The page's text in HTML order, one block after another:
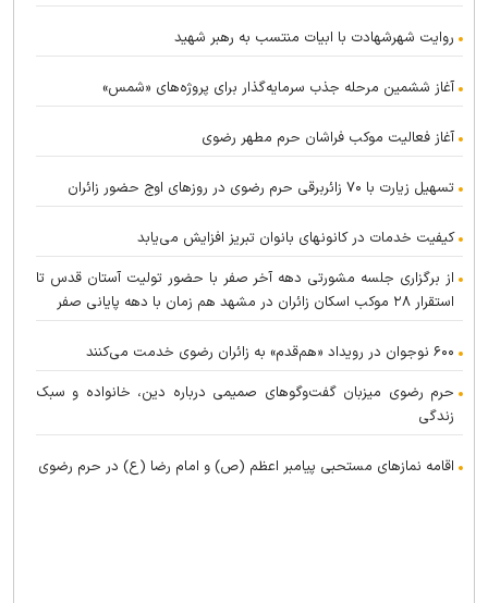
روایت شهرشهادت با ابیات منتسب به رهبر شهید
آغاز ششمین مرحله جذب سرمایه‌گذار برای پروژه‌های «شمس»
آغاز فعالیت موکب فراشان حرم مطهر رضوی
تسهیل زیارت با ۷۰ زائربرقی حرم رضوی در روز‌های اوج حضور زائران
کیفیت خدمات در کانونهای بانوان تبریز افزایش می‌یابد
از برگزاری جلسه مشورتی دهه آخر صفر با حضور تولیت آستان قدس تا
استقرار ۲۸ موکب اسکان زائران در مشهد هم زمان با دهه پایانی صفر
۶۰۰ نوجوان در رویداد «هم‌قدم» به زائران رضوی خدمت می‌کنند
حرم رضوی میزبان گفت‌و‌گو‌های صمیمی درباره دین، خانواده و سبک
زندگی
اقامه نماز‌های مستحبی پیامبر اعظم (ص) و امام رضا (ع) در حرم رضوی